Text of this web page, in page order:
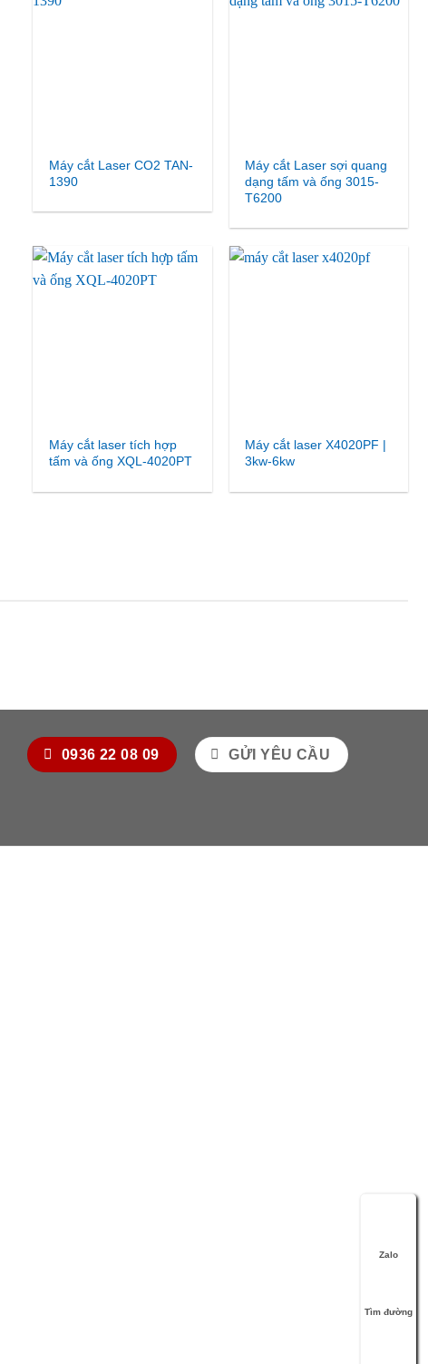
Máy cắt Laser CO2 TAN-
1390
Máy cắt Laser sợi quang
dạng tấm và ống 3015-
T6200
Máy cắt laser tích hợp
tấm và ống XQL-4020PT
Máy cắt laser X4020PF |
3kw-6kw
0936 22 08 09 GỬI YÊU CẦU
Zalo
Tìm đường